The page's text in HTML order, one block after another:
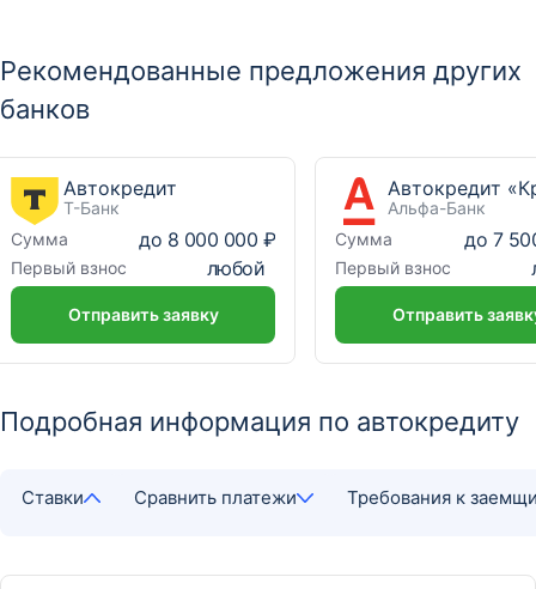
Рекомендованные предложения других
банков
Автокредит
Т-Банк
Сумма
до 8 000 000 ₽
Первый взнос любой
Отправить заявку
Альфа-Банк
Сумма
до 7
Первый взнос
Отправить
Подробная информация по автокредиту
Ставки Сравнить платежи Требования к